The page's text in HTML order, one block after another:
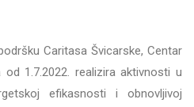
Caritasa Švicarske, Centar
1.7.2022. realizira aktivnosti u
efikasnosti i obnovljivoj